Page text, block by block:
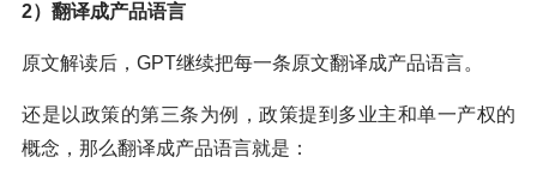
2）翻译成产品语言
原文解读后，GPT继续把每一条原文翻译成产品语言。
还是以政策的第三条为例，政策提到多业主和单一产权的
概念，那么翻译成产品语言就是：